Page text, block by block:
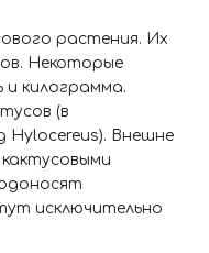
растения. Их
Некоторые
и килограмма.
(в
Hylocereus). Внешне
исключительно